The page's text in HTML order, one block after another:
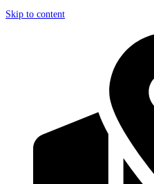
Skip to content